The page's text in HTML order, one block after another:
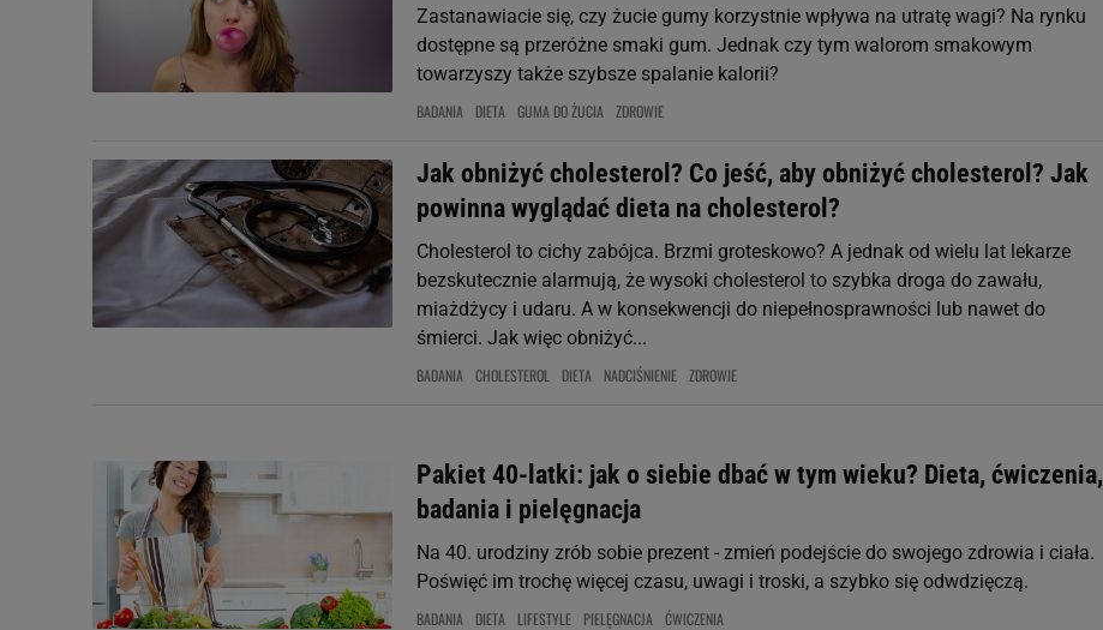
Zastanawiacie się, czy żucie gumy korzystnie wpływa na utratę wagi? Na rynku
dostępne są przeróżne smaki gum. Jednak czy tym walorom smakowym
towarzyszy także szybsze spalanie kalorii?
BADANIA DIETA GUMA DO ŻUCIA ZDROWIE
Jak obniżyć cholesterol? Co jeść, aby obniżyć cholesterol? Jak
powinna wyglądać dieta na cholesterol?
Cholesterol to cichy zabójca. Brzmi groteskowo? A jednak od wielu lat lekarze
bezskutecznie alarmują, że wysoki cholesterol to szybka droga do zawału,
miażdżycy i udaru. A w konsekwencji do niepełnosprawności lub nawet do
śmierci. Jak więc obniżyć...
BADANIA CHOLESTEROL DIETA NADCIŚNIENIE ZDROWIE
Pakiet 40-latki: jak o siebie dbać w tym wieku? Dieta, ćwiczenia,
badania i pielęgnacja
Na 40. urodziny zrób sobie prezent - zmień podejście do swojego zdrowia i ciała.
Poświęć im trochę więcej czasu, uwagi i troski, a szybko się odwdzięczą.
BADANIA DIETA LIFESTYLE PIELĘGNACJA ĆWICZENIA